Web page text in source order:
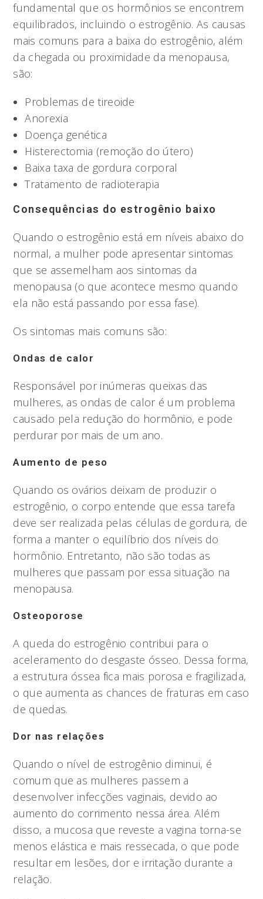
fundamental que os hormônios se encontrem
equilibrados, incluindo o estrogênio. As causas
mais comuns para a baixa do estrogênio, além
da chegada ou proximidade da menopausa,
são:
Problemas de tireoide
Anorexia
Doença genética
Histerectomia (remoção do útero)
Baixa taxa de gordura corporal
Tratamento de radioterapia
Consequências do estrogênio baixo
Quando o estrogênio está em níveis abaixo do
normal, a mulher pode apresentar sintomas
que se assemelham aos sintomas da
menopausa (o que acontece mesmo quando
ela não está passando por essa fase).
Os sintomas mais comuns são:
Ondas de calor
Responsável por inúmeras queixas das
mulheres, as ondas de calor é um problema
causado pela redução do hormônio, e pode
perdurar por mais de um ano.
Aumento de peso
Quando os ovários deixam de produzir o
estrogênio, o corpo entende que essa tarefa
deve ser realizada pelas células de gordura, de
forma a manter o equilíbrio dos níveis do
hormônio. Entretanto, não são todas as
mulheres que passam por essa situação na
menopausa.
Osteoporose
A queda do estrogênio contribui para o
aceleramento do desgaste ósseo. Dessa forma,
a estrutura óssea fica mais porosa e fragilizada,
o que aumenta as chances de fraturas em caso
de quedas.
Dor nas relações
Quando o nível de estrogênio diminui, é
comum que as mulheres passem a
desenvolver infecções vaginais, devido ao
aumento do corrimento nessa área. Além
disso, a mucosa que reveste a vagina torna-se
menos elástica e mais ressecada, o que pode
resultar em lesões, dor e irritação durante a
relação.